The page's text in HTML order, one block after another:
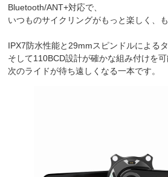
Bluetooth/ANT+対応で、
いつものサイクリングがもっと楽しく、
IPX7防水性能と29mmスピンドルによるタ
そして110BCD設計が確かな組み付けを可
次のライドが待ち遠しくなる一本です。